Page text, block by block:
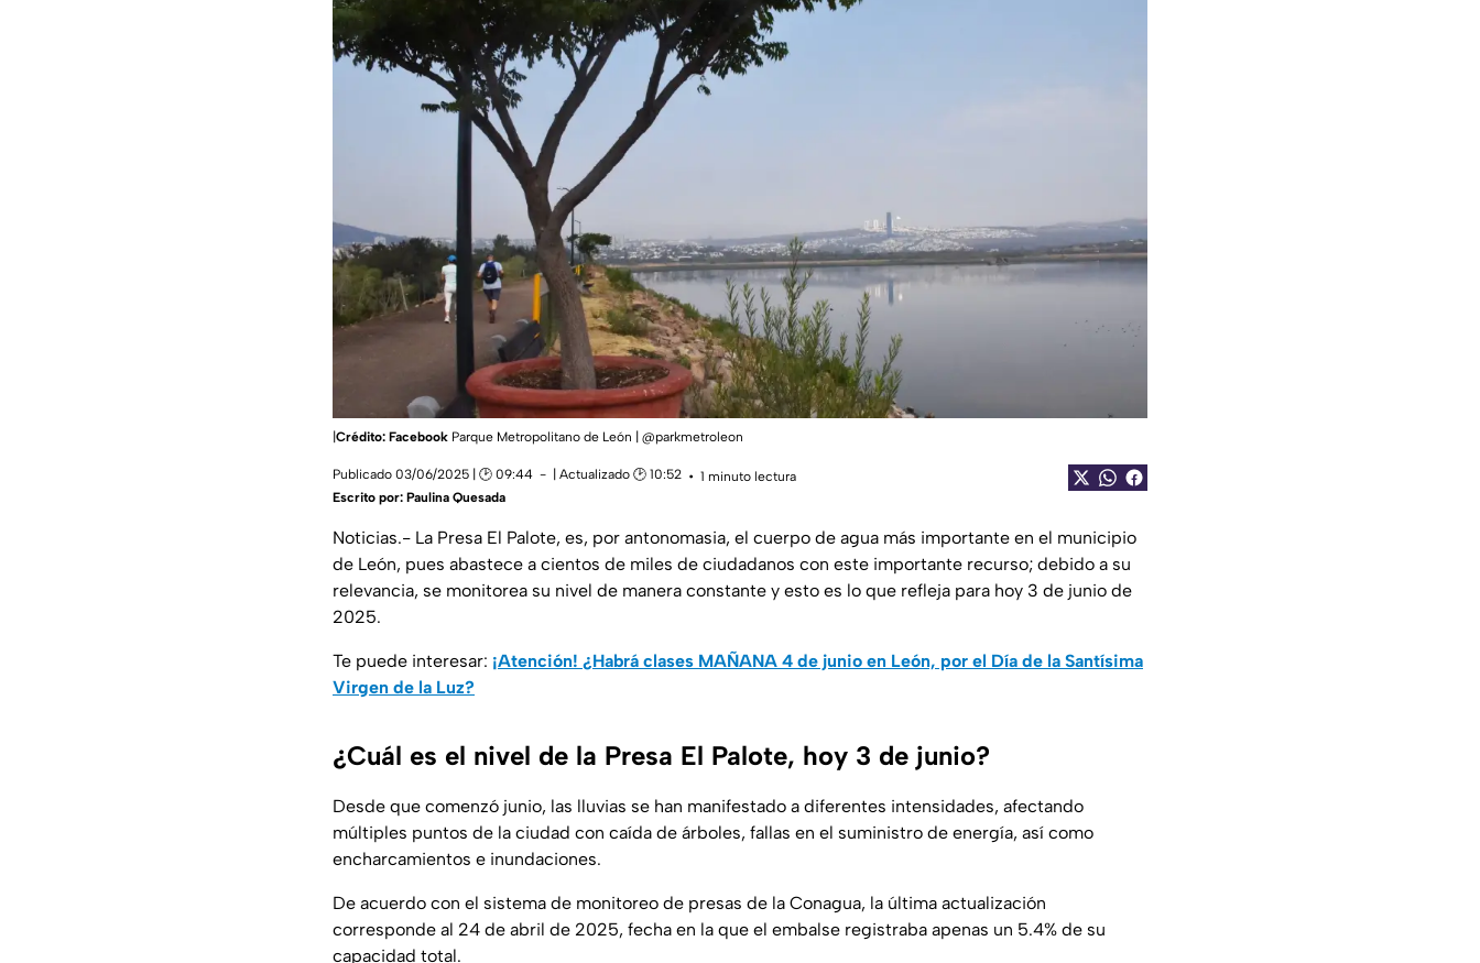
Crédito: Facebook Parque Metropolitano de León | @parkmetroleon
Publicado 03/06/2025 | 🕑 09:44 | Actualizado 🕑 10:52
1 minuto lectura
Escrito por: Paulina Quesada
Noticias.- La Presa El Palote, es, por antonomasia, el cuerpo de agua más importante en el municipio
de León, pues abastece a cientos de miles de ciudadanos con este importante recurso; debido a su
relevancia, se monitorea su nivel de manera constante y esto es lo que refleja para hoy 3 de junio de
2025.
Te puede interesar: ¡Atención! ¿Habrá clases MAÑANA 4 de junio en León, por el Día de la Santísima
Virgen de la Luz?
¿Cuál es el nivel de la Presa El Palote, hoy 3 de junio?
Desde que comenzó junio, las lluvias se han manifestado a diferentes intensidades, afectando
múltiples puntos de la ciudad con caída de árboles, fallas en el suministro de energía, así como
encharcamientos e inundaciones.
De acuerdo con el sistema de monitoreo de presas de la Conagua, la última actualización
corresponde al 24 de abril de 2025, fecha en la que el embalse registraba apenas un 5.4% de su
capacidad total.